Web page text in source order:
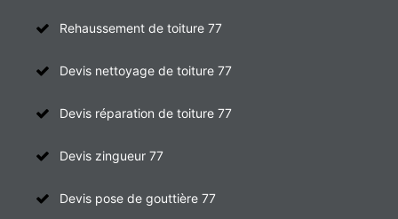
Rehaussement de toiture 77
Devis nettoyage de toiture 77
Devis réparation de toiture 77
Devis zingueur 77
Devis pose de gouttière 77